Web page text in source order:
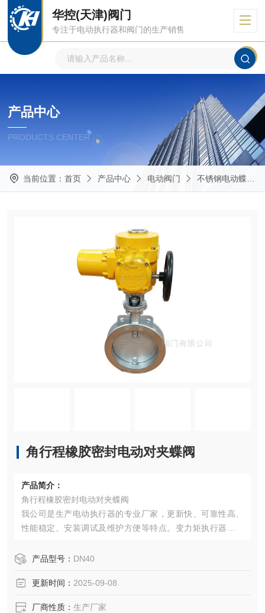
华控(天津)阀门
专注于电动执行器和阀门的生产销售
产品中心
PRODUCTS CENTER
当前位置： 首页 产品中心 电动阀门 不锈钢电动蝶阀
角行程橡胶密封电动对夹蝶阀
产品简介：
角行程橡胶密封电动对夹蝶阀
我公司是生产电动执行器的专业厂家，更新快、可靠性高、
性能稳定、安装调试及维护方便等特点。变力矩执行器组合
产品型号： DN40
更新时间： 2025-09-08
厂商性质： 生产厂家